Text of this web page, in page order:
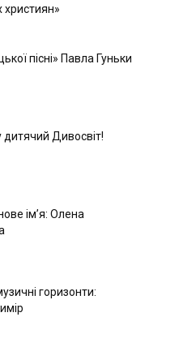
християн»
пісні» Павла Гуньки
Дивосвіт!
ім’я: Олена
горизонти: